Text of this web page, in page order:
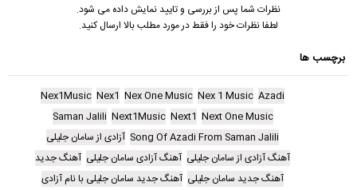
نظرات شما پس از بررسی و تایید نمایش داده می شود.
لطفا نظرات خود را فقط در مورد مطلب بالا ارسال کنید.
برچسب ها
Azadi
Nex 1 Music
Nex One Music
Nex1
Nex1Music
Next One Music
Next1
Next1Music
Saman Jalili
Song Of Azadi From Saman Jalili آزادی از سامان جلیلی
آهنگ آزادی از سامان جلیلی آهنگ آزادی سامان جلیلی آهنگ جدید
آهنگ جدید سامان جلیلی آهنگ جدید سامان جلیلی با نام آزادی